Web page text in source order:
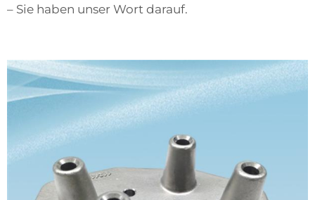
– Sie haben unser Wort darauf.